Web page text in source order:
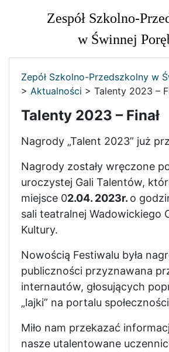
Zespół Szkolno-
w Świnnej
Zepół Szkolno-Przedszkolny w
> Aktualności > Talenty 2023 –
Talenty 2023 – Finał
Nagrody „Talent 2023” już
Nagrody zostały wręczone
uroczystej Gali Talentów,
miejsce 02.04. 2023r. o
sali teatralnej Wadowickiego
Kultury.
Nowością Festiwalu była
publiczności przyznawana
internautów, głosujących
„lajki” na portalu
Miło nam przekazać
nasze utalentowane